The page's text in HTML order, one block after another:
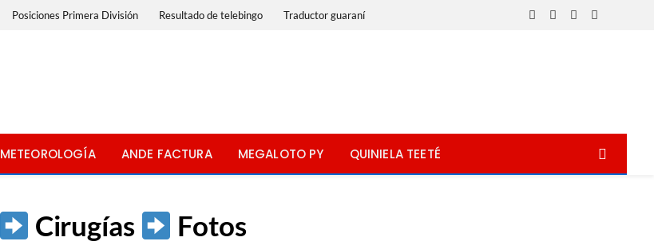
Posiciones Primera División Resultado de telebingo Traductor guaraní
Facebook
X
InstagramWhatsApp
METEOROLOGÍA ANDE FACTURA MEGALOTO PY QUINIELA TEETÉ
Cirugías Fotos